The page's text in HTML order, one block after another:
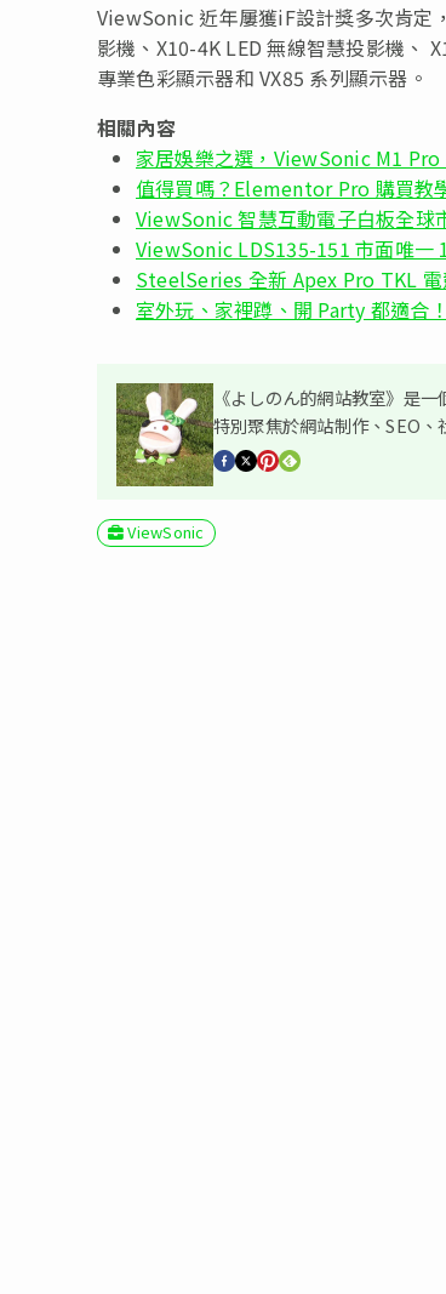
ViewSonic 近年屢獲iF設計獎多次肯定
影機、X10-4K LED 無線智慧投影機、
專業色彩顯示器和 VX85 系列顯示器。
相關內容
家居娛樂之選，ViewSonic M1 Pro
值得買嗎？Elementor Pro 購買教
ViewSonic 智慧互動電子白板全球
ViewSonic LDS135-151 市面唯一
SteelSeries 全新 Apex Pro TKL
室外玩、家裡蹲、開 Party 都適合
《よしのん的網站教室》是
特別聚焦於網站制作、SEO
ViewSonic